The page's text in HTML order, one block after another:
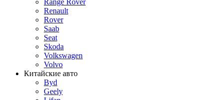
Range Rover
Renault
Rover
Saab
Seat
Skoda
Volkswagen
Volvo
Китайские авто
Byd
Geely